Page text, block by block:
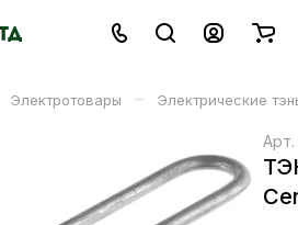
Электротовары – Электрические
Арт.